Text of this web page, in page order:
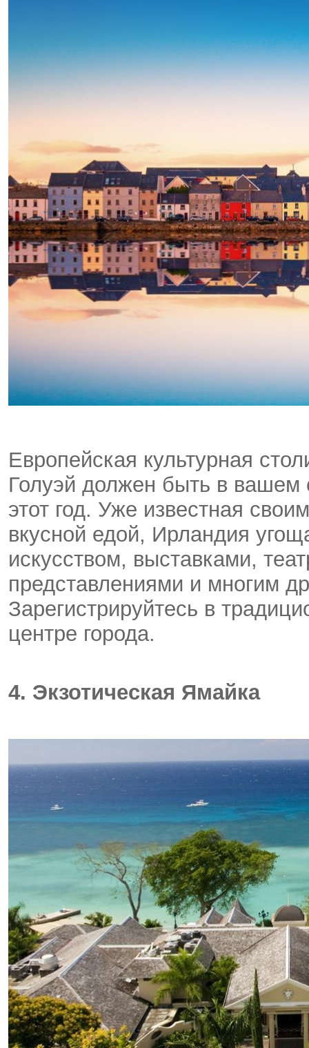
Европейская культурная
Голуэй должен быть в вашем
этот год. Уже известная
вкусной едой, Ирландия
искусством, выставками,
представлениями и многим
Зарегистрируйтесь в
центре города.
4. Экзотическая Ямайка